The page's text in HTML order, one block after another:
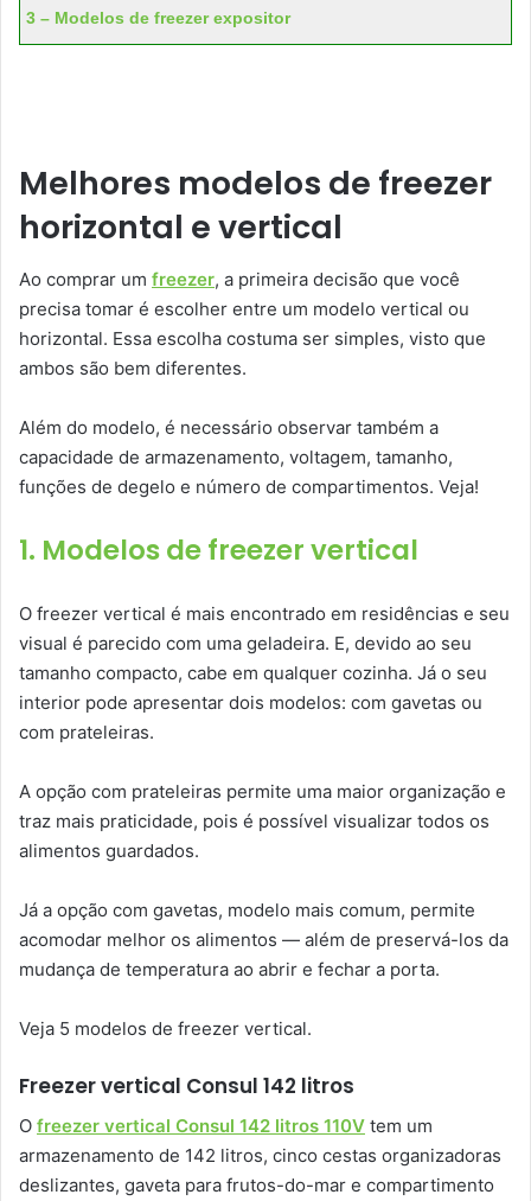
3 – Modelos de freezer expositor
Melhores modelos de freezer
horizontal e vertical
Ao comprar um freezer, a primeira decisão que você
precisa tomar é escolher entre um modelo vertical ou
horizontal. Essa escolha costuma ser simples, visto que
ambos são bem diferentes.
Além do modelo, é necessário observar também a
capacidade de armazenamento, voltagem, tamanho,
funções de degelo e número de compartimentos. Veja!
1. Modelos de freezer vertical
O freezer vertical é mais encontrado em residências e seu
visual é parecido com uma geladeira. E, devido ao seu
tamanho compacto, cabe em qualquer cozinha. Já o seu
interior pode apresentar dois modelos: com gavetas ou
com prateleiras.
A opção com prateleiras permite uma maior organização e
traz mais praticidade, pois é possível visualizar todos os
alimentos guardados.
Já a opção com gavetas, modelo mais comum, permite
acomodar melhor os alimentos — além de preservá-los da
mudança de temperatura ao abrir e fechar a porta.
Veja 5 modelos de freezer vertical.
Freezer vertical Consul 142 litros
O freezer vertical Consul 142 litros 110V tem um
armazenamento de 142 litros, cinco cestas organizadoras
deslizantes, gaveta para frutos-do-mar e compartimento